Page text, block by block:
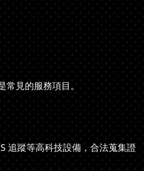
常見的服務項目。
追蹤等高科技設備，合法蒐集證